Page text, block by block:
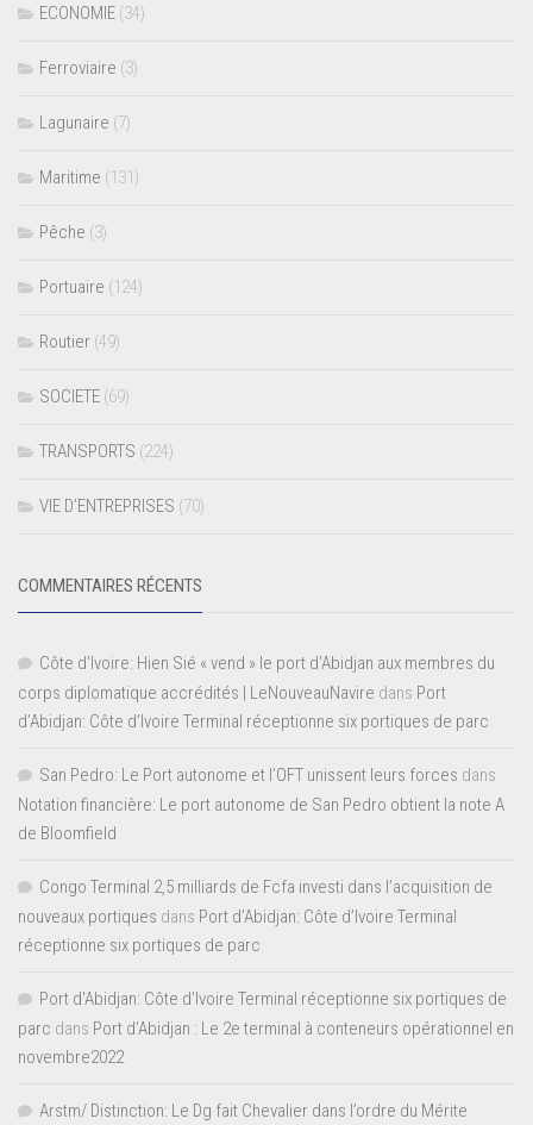
ECONOMIE (34)
Ferroviaire (3)
Lagunaire (7)
Maritime (131)
Pêche (3)
Portuaire (124)
Routier (49)
SOCIETE (69)
TRANSPORTS (224)
VIE D’ENTREPRISES (70)
COMMENTAIRES RÉCENTS
Côte d'Ivoire: Hien Sié « vend » le port d'Abidjan aux membres du
corps diplomatique accrédités | LeNouveauNavire dans Port
d’Abidjan: Côte d’Ivoire Terminal réceptionne six portiques de parc
San Pedro: Le Port autonome et l’OFT unissent leurs forces dans
Notation financière: Le port autonome de San Pedro obtient la note A
de Bloomfield
Congo Terminal 2,5 milliards de Fcfa investi dans l’acquisition de
nouveaux portiques dans Port d’Abidjan: Côte d’Ivoire Terminal
réceptionne six portiques de parc
Port d'Abidjan: Côte d’Ivoire Terminal réceptionne six portiques de
parc dans Port d’Abidjan : Le 2e terminal à conteneurs opérationnel en
novembre2022
Arstm/ Distinction: Le Dg fait Chevalier dans l’ordre du Mérite